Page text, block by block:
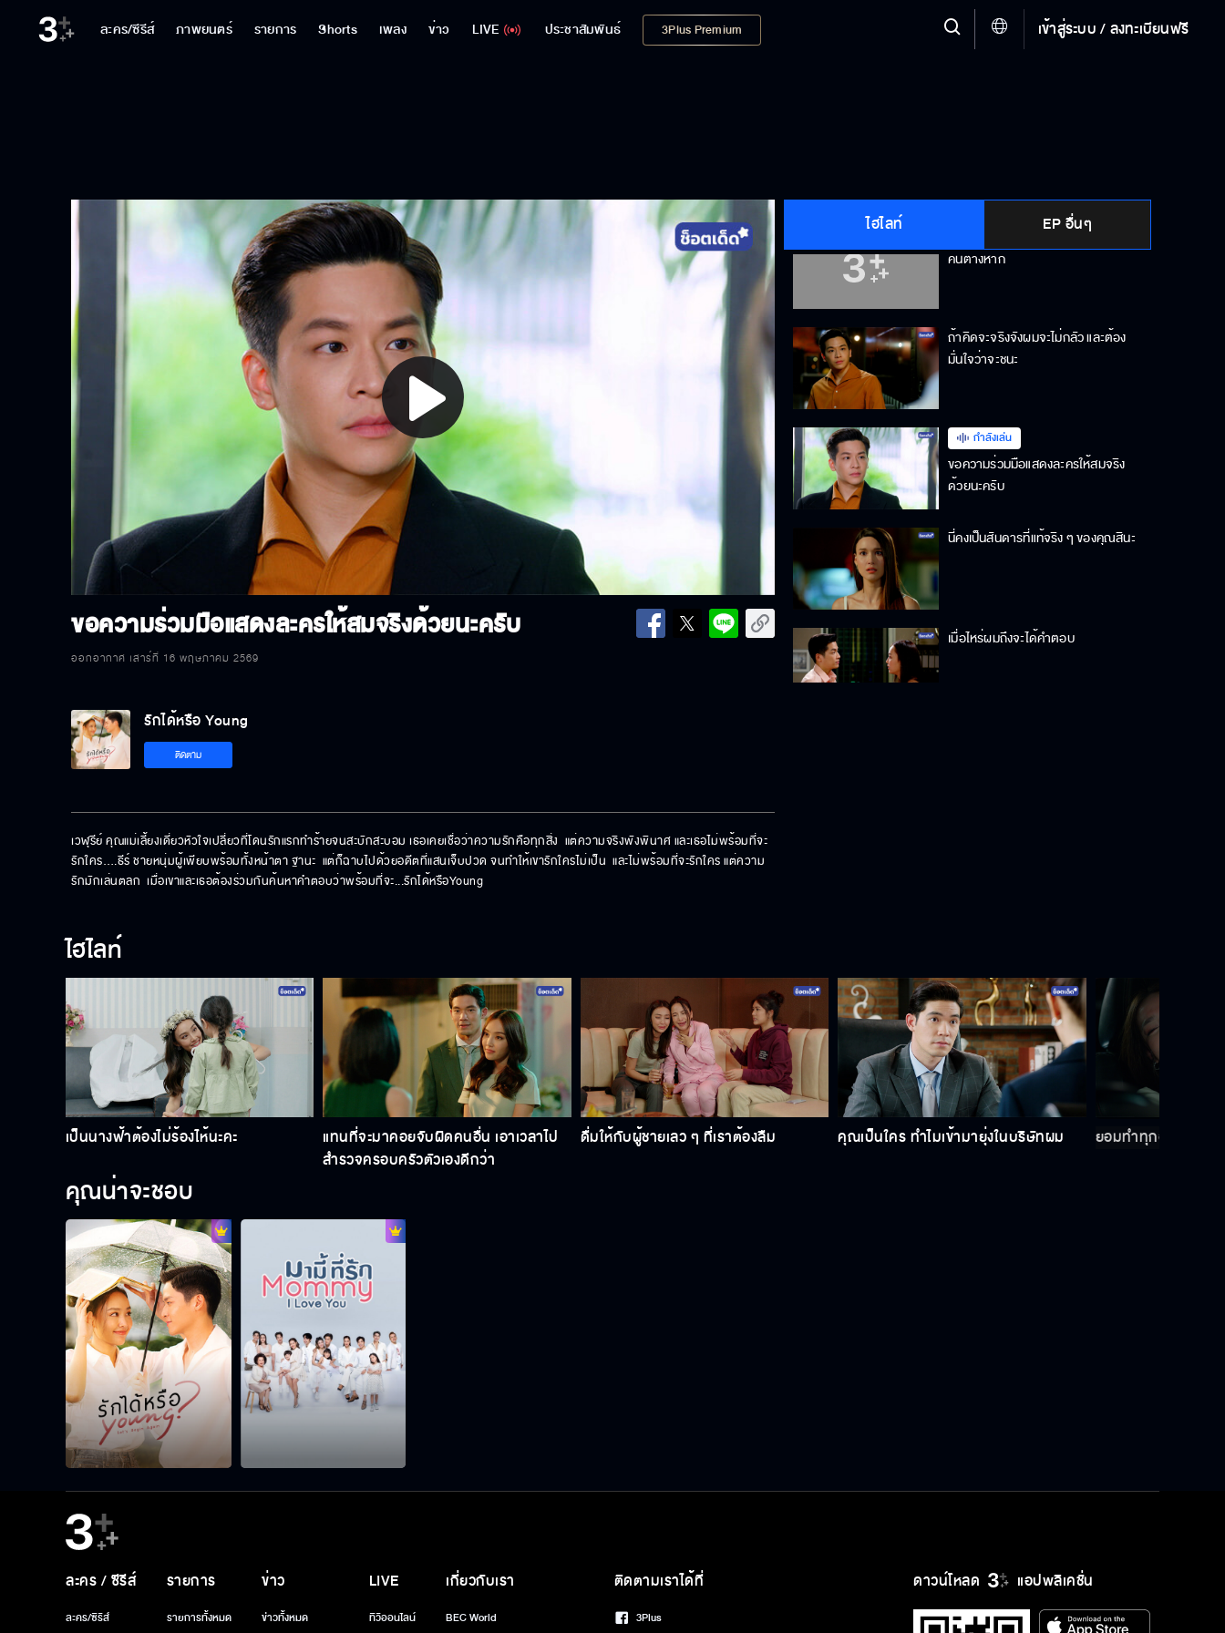
ละคร/ซีรีส์ ภาพยนตร์ รายการ Shorts เพลง ข่าว LIVE ประชาสัมพันธ์ 3Plus Premium เข้าสู่ระบบ / ลงทะเบียนฟรี
Play
Video
ขอความร่วมมือแสดงละครให้สมจริงด้วยนะครับ
ออกอากาศ เสาร์ที่ 16 พฤษภาคม 2569
ไฮไลท์ EP อื่นๆ
ก็ทำให้เขาเห็นไปเลยเราว่ารักกันจริง ๆ
ที่เราไปกันไม่รอด มันเป็นเพราะเราสอง
คนต่างหาก
ถ้าคิดจะจริงจังผมจะไม่กลัว และต้อง
มั่นใจว่าจะชนะ
กำลังเล่น
ขอความร่วมมือแสดงละครให้สมจริง
ด้วยนะครับ
นี่คงเป็นสันดารที่แท้จริง ๆ ของคุณสินะ
เมื่อไหร่ผมถึงจะได้คำตอบ
ผมอยากได้คำตอบที่มาจากความรู้สึก
จริง ๆ
เรื่องของผม น่าจะมาถึงทางตันแล้ว
รักได้หรือ Young
ติดตาม
เวฬุรีย์ คุณแม่เลี้ยงเดี่ยวหัวใจเปลี่ยวที่โดนรักแรกทำร้ายจนสะบักสะบอม เธอเคยเชื่อว่าความรักคือทุกสิ่ง  แต่ความจริงพังพินาศ และเธอไม่พร้อมที่จะ
รักใคร….ธีร์ ชายหนุ่มผู้เพียบพร้อมทั้งหน้าตา ฐานะ  แต่ก็ฉาบไปด้วยอดีตที่แสนเจ็บปวด จนทำให้เขารักใครไม่เป็น  และไม่พร้อมที่จะรักใคร แต่ความ
รักมักเล่นตลก  เมื่อเขาและเธอต้องร่วมกันค้นหาคำตอบว่าพร้อมที่จะ...รักได้หรือYoung
ไฮไลท์
เป็นนางฟ้าต้องไม่ร้องไห้นะคะ
แทนที่จะมาคอยจับผิดคนอื่น เอาเวลาไป
สำรวจครอบครัวตัวเองดีกว่า
ดื่มให้กับผู้ชายเลว ๆ ที่เราต้องลืม คุณเป็นใคร ทำไมเข้ามายุ่งในบริษัทผม ยอมทำทุกอย่าง สุด
คุณน่าจะชอบ
ดาวน์โหลด แอปพลิเคชั่น
ละคร / ซีรีส์
ละคร/ซีรีส์
รายการ
รายการทั้งหมด
ข่าว
ข่าวทั้งหมด
LIVE
ทีวีออนไลน์
เกี่ยวกับเรา
BEC World
ติดตามเราได้ที่
3Plus